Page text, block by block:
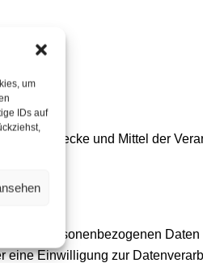
um
IDs auf
die Zwecke und Mittel der
Ihre personenbezogenen
eine Einwilligung zur